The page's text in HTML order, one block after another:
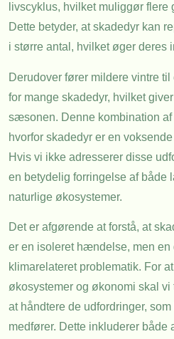
livscyklus, hvilket muliggør
Dette betyder, at skadedyr kan
i større antal, hvilket øger deres
Derudover fører mildere vintre
for mange skadedyr, hvilket
sæsonen. Denne kombination af
hvorfor skadedyr er en
Hvis vi ikke adresserer disse
en betydelig forringelse af både
naturlige økosystemer.
Det er afgørende at forstå, at
er en isoleret hændelse, men en
klimarelateret problematik. For
økosystemer og økonomi skal vi
at håndtere de udfordringer,
medfører. Dette inkluderer både